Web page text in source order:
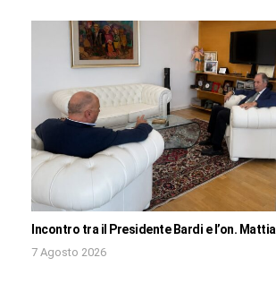
Incontro tra il Presidente Bardi e l’on. Mattia
7 Agosto 2026